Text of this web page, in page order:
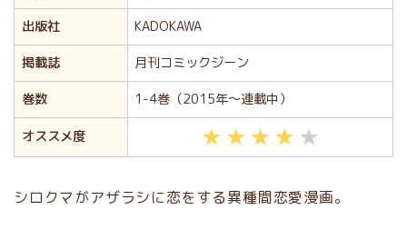
出版社
KADOKAWA
掲載誌
月刊コミックジーン
巻数
1-4巻（2015年〜連載中）
オススメ度
シロクマがアザラシに恋をする異種間恋愛漫画。